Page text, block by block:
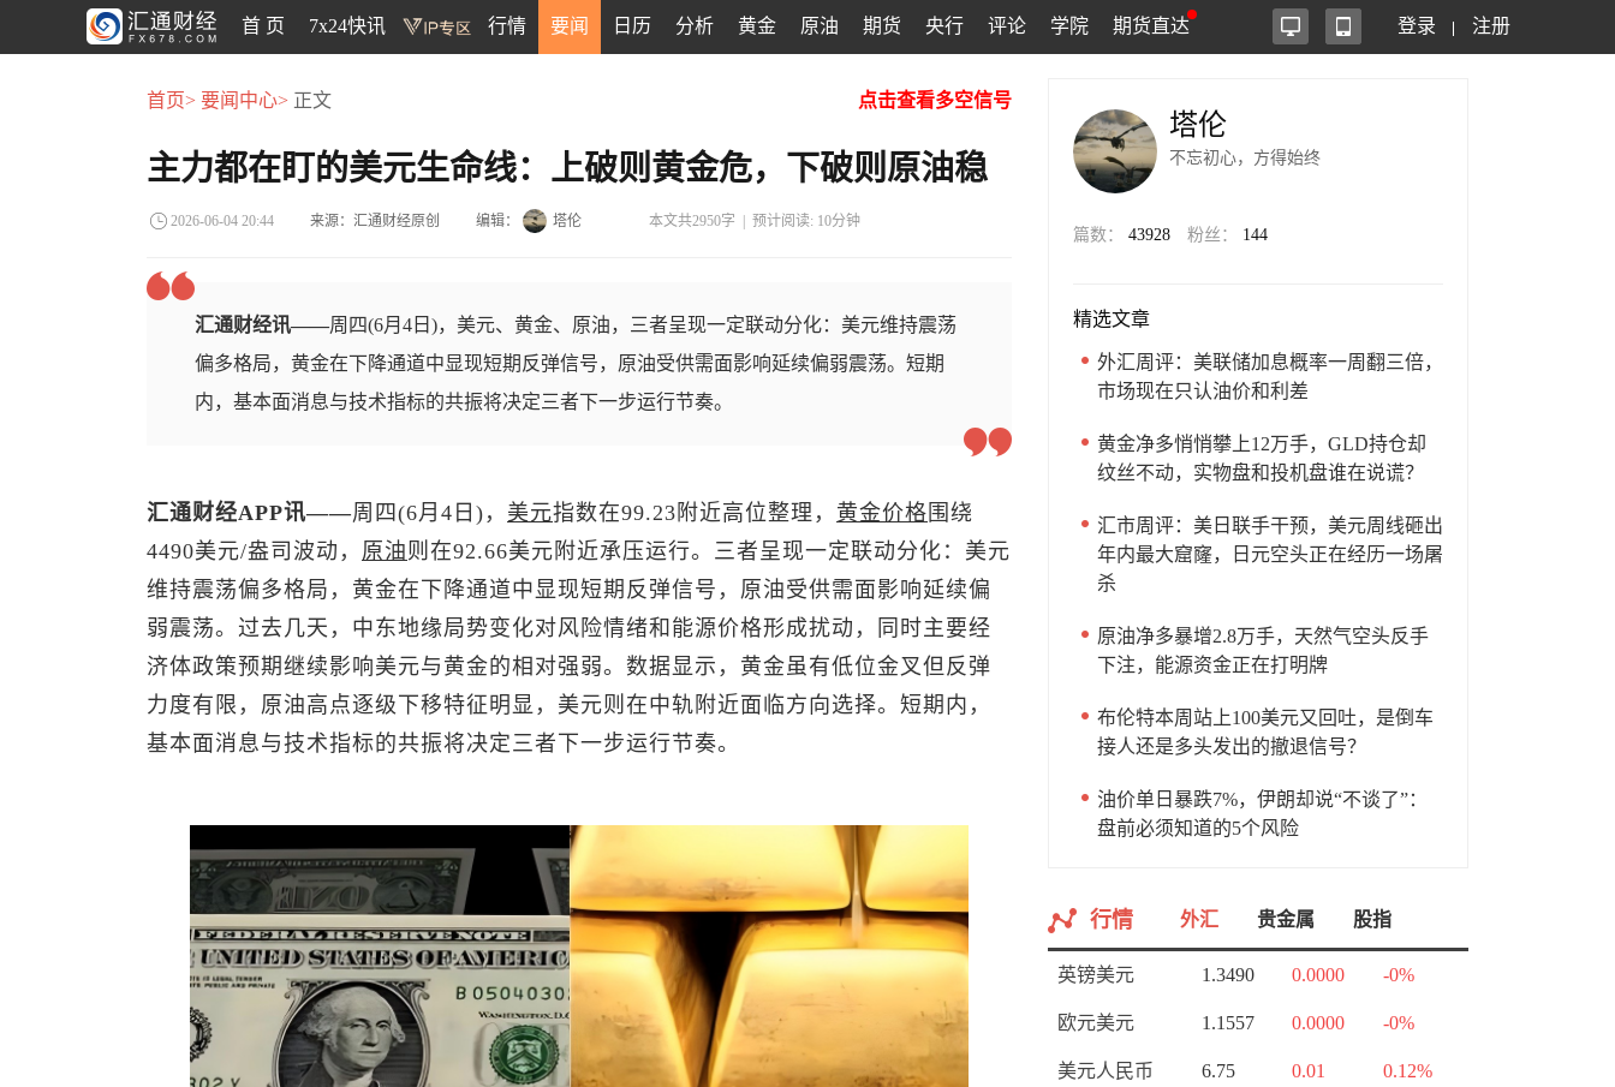
首 页 7x24快讯 行情 要闻 日历 分析 黄金 原油 期货 央行 评论 学院 期货直达 登录 注册
首页> 要闻中心> 正文 点击查看多空信号
主力都在盯的美元生命线：上破则黄金危，下破则原油稳
2026-06-04 20:44 来源：汇通财经原创 编辑： 塔伦 本文共2950字 | 预计阅读: 10分钟
汇通财经讯——周四(6月4日)，美元、黄金、原油，三者呈现一定联动分化：美元维持震荡
偏多格局，黄金在下降通道中显现短期反弹信号，原油受供需面影响延续偏弱震荡。短期
内，基本面消息与技术指标的共振将决定三者下一步运行节奏。
汇通财经APP讯——周四(6月4日)， 美元指数在99.23附近高位整理， 黄金价格 围绕
4490美元/盎司波动， 原油则在92.66美元附近承压运行。三者呈现一定联动分化：美元
维持震荡偏多格局，黄金在下降通道中显现短期反弹信号，原油受供需面影响延续偏
弱震荡。过去几天，中东地缘局势变化对风险情绪和能源价格形成扰动，同时主要经
济体政策预期继续影响美元与黄金的相对强弱。数据显示，黄金虽有低位金叉但反弹
力度有限，原油高点逐级下移特征明显，美元则在中轨附近面临方向选择。短期内，
基本面消息与技术指标的共振将决定三者下一步运行节奏。
塔伦
不忘初心，方得始终
篇数： 43928 粉丝： 144
精选文章
外汇周评：美联储加息概率一周翻三倍，
市场现在只认油价和利差
黄金净多悄悄攀上12万手，GLD持仓却
纹丝不动，实物盘和投机盘谁在说谎？
汇市周评：美日联手干预，美元周线砸出
年内最大窟窿，日元空头正在经历一场屠
杀
原油净多暴增2.8万手，天然气空头反手
下注，能源资金正在打明牌
布伦特本周站上100美元又回吐，是倒车
接人还是多头发出的撤退信号？
油价单日暴跌7%，伊朗却说“不谈了”：
盘前必须知道的5个风险
行情 外汇 贵金属 股指
英镑美元 1.3490 0.0000 -0%
欧元美元 1.1557 0.0000 -0%
美元人民币 6.75 0.01 0.12%